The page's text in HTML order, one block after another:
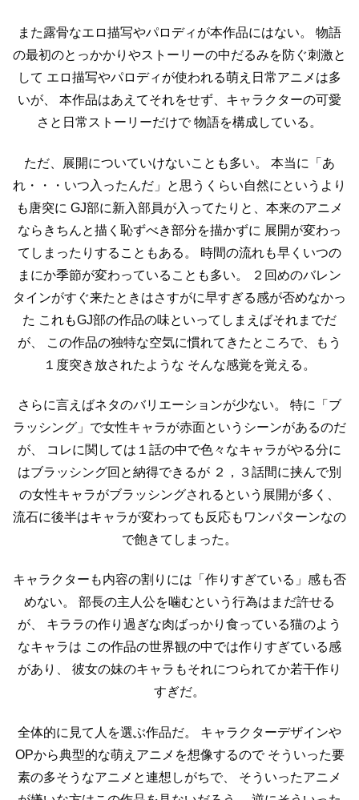
また露骨なエロ描写やパロディが本作品にはない。
物語
の最初のとっかかりやストーリーの中だるみを防ぐ刺激と
して エロ描写やパロディが使われる萌え日常アニメは多
いが、
本作品はあえてそれをせず、キャラクターの可愛
さと日常ストーリーだけで物語を構成している。
ただ、展開についていけないことも多い。
本当に「あ
れ・・・いつ入ったんだ」と思うくらい自然にというより
も唐突に GJ部に新入部員が入ってたりと、本来のアニメ
ならきちんと描く恥ずべき部分を描かずに 展開が変わっ
てしまったりすることもある。
時間の流れも早くいつの
まにか季節が変わっていることも多い。
２回めのバレン
タインがすぐ来たときはさすがに早すぎる感が否めなかっ
た これもGJ部の作品の味といってしまえばそれまでだ
が、
この作品の独特な空気に慣れてきたところで、もう
１度突き放されたような そんな感覚を覚える。
さらに言えばネタのバリエーションが少ない。
特に「ブ
ラッシング」で女性キャラが赤面というシーンがあるのだ
が、
コレに関しては１話の中で色々なキャラがやる分に
はブラッシング回と納得できるが ２，３話間に挟んで別
の女性キャラがブラッシングされるという展開が多く、
流石に後半はキャラが変わっても反応もワンパターンなの
で飽きてしまった。
キャラクターも内容の割りには「作りすぎている」感も否
めない。
部長の主人公を噛むという行為はまだ許せる
が、
キララの作り過ぎな肉ばっかり食っている猫のよう
なキャラは この作品の世界観の中では作りすぎている感
があり、
彼女の妹のキャラもそれにつられてか若干作り
すぎだ。
全体的に見て人を選ぶ作品だ。
キャラクターデザインや
OPから典型的な萌えアニメを想像するのでそういった要
素の多そうなアニメと連想しがちで、
そういったアニメ